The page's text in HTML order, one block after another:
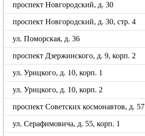
проспект Новгородский, д. 30
проспект Новгородский, д. 30, стр. 4
ул. Поморская, д. 36
проспект Дзержинского, д. 9, корп. 2
ул. Урицкого, д. 10, корп. 1
ул. Урицкого, д. 10, корп. 2
проспект Советских космонавтов, д. 57
ул. Серафимовича, д. 55, корп. 1